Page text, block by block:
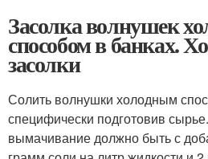
Засолка волнушек
способом в банках.
засолки
Солить волнушки холодным
специфически подготовив
вымачивание должно быть с